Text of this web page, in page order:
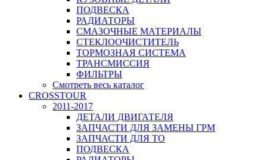
ПОДВЕСКА
РАДИАТОРЫ
СМАЗОЧНЫЕ МАТЕРИАЛЫ
СТЕКЛООЧИСТИТЕЛЬ
ТОРМОЗНАЯ СИСТЕМА
ТРАНСМИССИЯ
ФИЛЬТРЫ
Смотреть весь каталог
CROSSTOUR
2011-2017
ДЕТАЛИ ДВИГАТЕЛЯ
ЗАПЧАСТИ ДЛЯ ЗАМЕНЫ ГРМ
ЗАПЧАСТИ ДЛЯ ТО
ПОДВЕСКА